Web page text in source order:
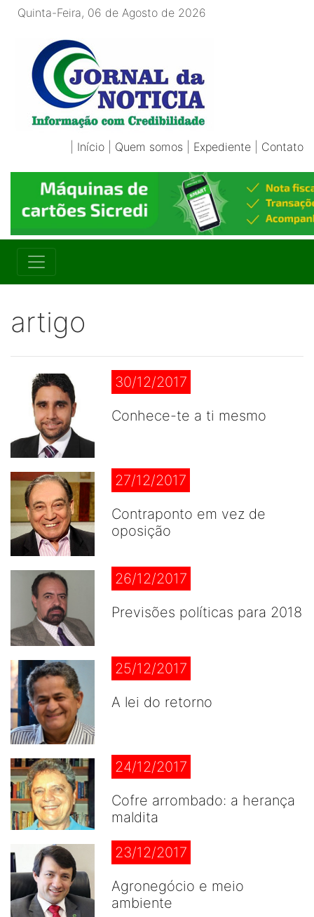
Quinta-Feira, 06 de Agosto de 2026
Início Quem somos Expediente Contato
artigo
30/12/2017
Conhece-te a ti mesmo
27/12/2017
Contraponto em vez de
oposição
26/12/2017
Previsões políticas para 2018
25/12/2017
A lei do retorno
24/12/2017
Cofre arrombado: a herança
maldita
23/12/2017
Agronegócio e meio
ambiente